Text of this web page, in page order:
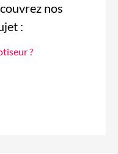
nos
:
?